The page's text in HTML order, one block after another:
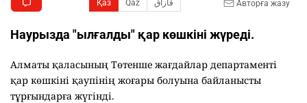
Қаз Qaz قازاق Авторға жазу
Наурызда "ылғалды" қар көшкіні жүреді.
Алматы қаласының Төтенше жағдайлар департаменті
қар көшкіні қаупінің жоғары болуына байланысты
тұрғындарға жүгінді.